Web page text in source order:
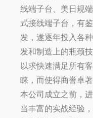
线端子台、美日规
式接线端子台，有
发，遂逐年投入各
发和制造上的瓶颈
以求快速满足所有
睐，而使得商誉卓著
本公司成立之前，
当丰富的实战经验